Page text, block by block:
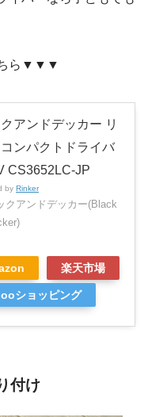
ちら▼▼▼
アンドデッカー リ
ンパクトドライバ
CS3652LC-JP
by Rinker
クアンドデッカー(Black
楽天市場
ショッピング
付け